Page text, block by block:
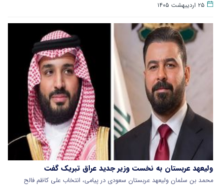
۲۵ اردیبهشت ۱۴۰۵
ولیعهد عربستان به نخست وزیر جدید عراق تبریک گفت
محمد بن سلمان ولیعهد عربستان سعودی در پیامی، انتخاب علی کاظم فالح